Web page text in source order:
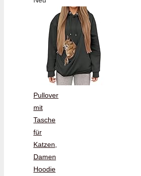
Pullover
mit
Tasche
für
Katzen,
Damen
Hoodie